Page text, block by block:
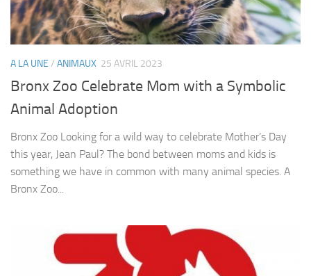
A LA UNE / ANIMAUX 25 AVRIL 2023
Bronx Zoo Celebrate Mom with a Symbolic
Animal Adoption
Bronx Zoo Looking for a wild way to celebrate Mother’s Day
this year, Jean Paul? The bond between moms and kids is
something we have in common with many animal species. A
Bronx Zoo...